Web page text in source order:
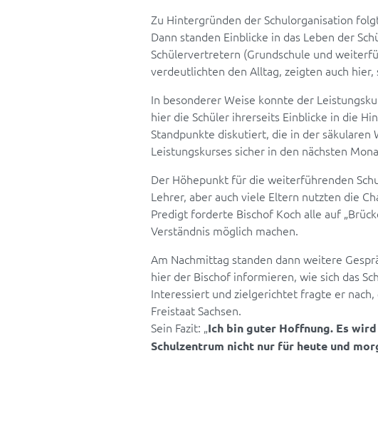
Zu Hintergründen der Schulorganisation
Dann standen Einblicke in das Leben der
Schülervertretern (Grundschule und
verdeutlichten den Alltag, zeigten auch
In besonderer Weise konnte der
hier die Schüler ihrerseits Einblicke in die
Standpunkte diskutiert, die in der säkularen
Leistungskurses sicher in den nächsten
Der Höhepunkt für die weiterführenden
Lehrer, aber auch viele Eltern nutzten die
Predigt forderte Bischof Koch alle auf
Verständnis möglich machen.
Am Nachmittag standen dann weitere
hier der Bischof informieren, wie sich das
Interessiert und zielgerichtet fragte er
Freistaat Sachsen.
Sein Fazit: „Ich bin guter Hoffnung. Es
Schulzentrum nicht nur für heute und